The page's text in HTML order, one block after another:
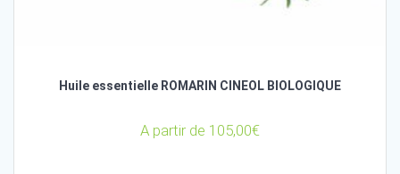
Huile essentielle ROMARIN CINEOL BIOLOGIQUE
A partir de 105,00€